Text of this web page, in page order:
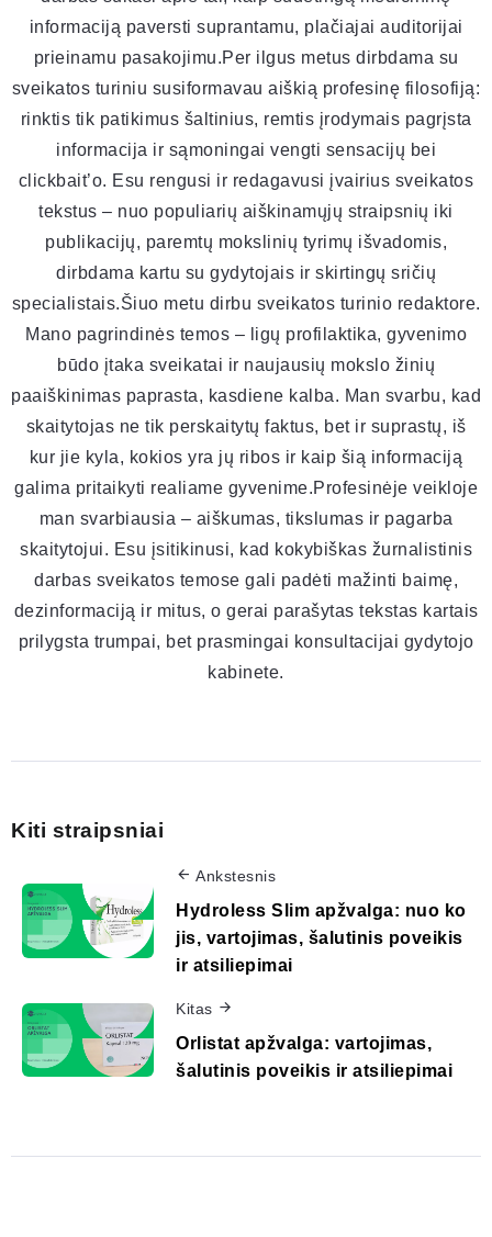
informaciją paversti suprantamu, plačiajai auditorijai
prieinamu pasakojimu.Per ilgus metus dirbdama su
sveikatos turiniu susiformavau aiškią profesinę filosofiją:
rinktis tik patikimus šaltinius, remtis įrodymais pagrįsta
informacija ir sąmoningai vengti sensacijų bei
clickbait’o. Esu rengusi ir redagavusi įvairius sveikatos
tekstus – nuo populiarių aiškinamųjų straipsnių iki
publikacijų, paremtų mokslinių tyrimų išvadomis,
dirbdama kartu su gydytojais ir skirtingų sričių
specialistais.Šiuo metu dirbu sveikatos turinio redaktore.
Mano pagrindinės temos – ligų profilaktika, gyvenimo
būdo įtaka sveikatai ir naujausių mokslo žinių
paaiškinimas paprasta, kasdiene kalba. Man svarbu, kad
skaitytojas ne tik perskaitytų faktus, bet ir suprastų, iš
kur jie kyla, kokios yra jų ribos ir kaip šią informaciją
galima pritaikyti realiame gyvenime.Profesinėje veikloje
man svarbiausia – aiškumas, tikslumas ir pagarba
skaitytojui. Esu įsitikinusi, kad kokybiškas žurnalistinis
darbas sveikatos temose gali padėti mažinti baimę,
dezinformaciją ir mitus, o gerai parašytas tekstas kartais
prilygsta trumpai, bet prasmingai konsultacijai gydytojo
kabinete.
Kiti straipsniai
Ankstesnis
Hydroless Slim apžvalga: nuo ko
jis, vartojimas, šalutinis poveikis
ir atsiliepimai
Kitas
Orlistat apžvalga: vartojimas,
šalutinis poveikis ir atsiliepimai